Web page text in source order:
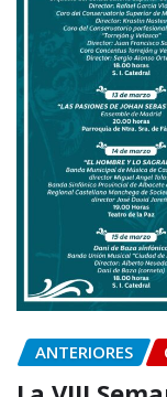
ANTERIORES